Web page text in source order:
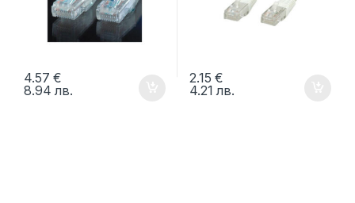
4.57€
8.94лв.
2.15€
4.21лв.